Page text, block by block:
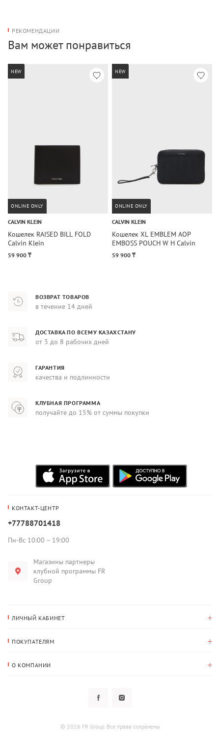
РЕКОМЕНДАЦИИ
Вам может понравиться
NEW
ONLINE ONLY
CALVIN KLEIN
Кошелек RAISED BILL FOLD
Calvin Klein
59 900 ₸
NEW
ONLINE ONLY
CALVIN KLEIN
Кошелек XL EMBLEM AOP
EMBOSS POUCH W H Calvin
Klein
59 900 ₸
ВОЗВРАТ ТОВАРОВ
в течение 14 дней
ДОСТАВКА ПО ВСЕМУ КАЗАХСТАНУ
от 3 до 8 рабочих дней
ГАРАНТИЯ
качества и подлинности
КЛУБНАЯ ПРОГРАММА
получайте до 15% от суммы покупки
КОНТАКТ-ЦЕНТР
+77788701418
Пн-Вс 10:00 – 19:00
Магазины партнеры
клубной программы FR
Group
ЛИЧНЫЙ КАБИНЕТ
Адрес для доставки
ПОКУПАТЕЛЯМ
О КОМПАНИИ
Политика конфиденциальности
Пользовательское соглашение© 2026 FR Group. Все права сохранены